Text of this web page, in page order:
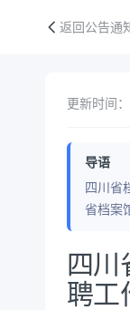
返回公告通
更新时间
导语
四川省
省档案
公告正文
四川
聘工